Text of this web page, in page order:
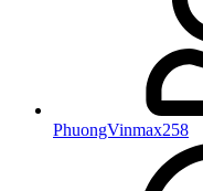
PhuongVinmax258